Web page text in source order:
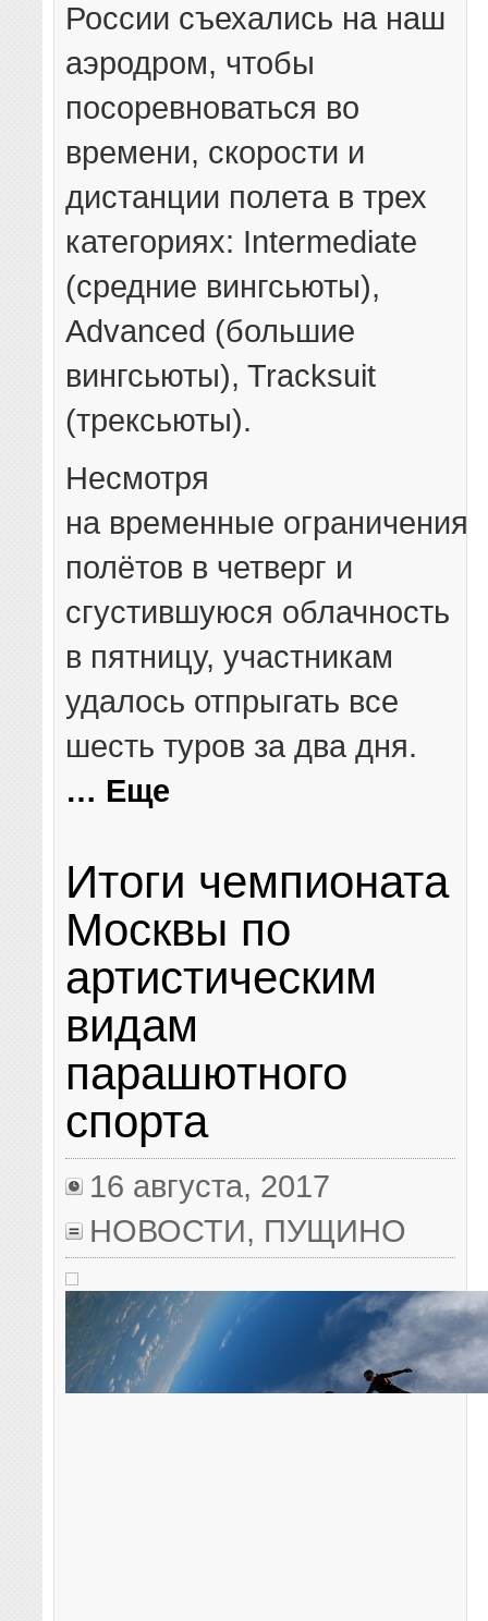
России съехались на наш
аэродром, чтобы
посоревноваться во
времени, скорости и
дистанции полета в трех
категориях: Intermediate
(средние вингсьюты),
Advanced (большие
вингсьюты), Tracksuit
(трексьюты).
Несмотря
на временные ограничения
полётов в четверг и
сгустившуюся облачность
в пятницу, участникам
удалось отпрыгать все
шесть туров за два дня.
… Еще
Итоги чемпионата
Москвы по
артистическим
видам
парашютного
спорта
16 августа, 2017
НОВОСТИ, ПУЩИНО